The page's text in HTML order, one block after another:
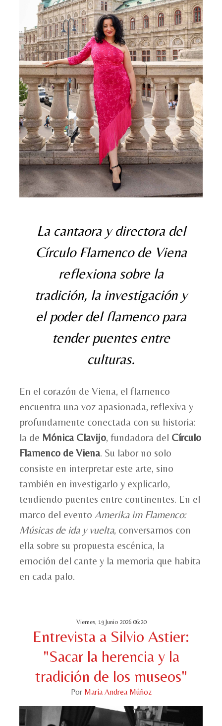
La cantaora y directora del
Círculo Flamenco de Viena
reflexiona sobre la
tradición, la investigación y
el poder del flamenco para
tender puentes entre
culturas.
En el corazón de Viena, el flamenco
encuentra una voz apasionada, reflexiva y
profundamente conectada con su historia:
la de Mónica Clavijo, fundadora del Círculo
Flamenco de Viena. Su labor no solo
consiste en interpretar este arte, sino
también en investigarlo y explicarlo,
tendiendo puentes entre continentes. En el
marco del evento Amerika im Flamenco:
Músicas de ida y vuelta, conversamos con
ella sobre su propuesta escénica, la
emoción del cante y la memoria que habita
en cada palo.
Viernes, 19 Junio 2026 06:20
Entrevista a Silvio Astier:
"Sacar la herencia y la
tradición de los museos"
Por María Andrea Múñoz